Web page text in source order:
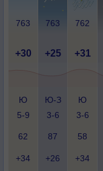
763 763 762
+30 +25 +31
Ю
5-9
Ю-З
3-6
Ю
3-6
62 87 58
+34 +26 +34